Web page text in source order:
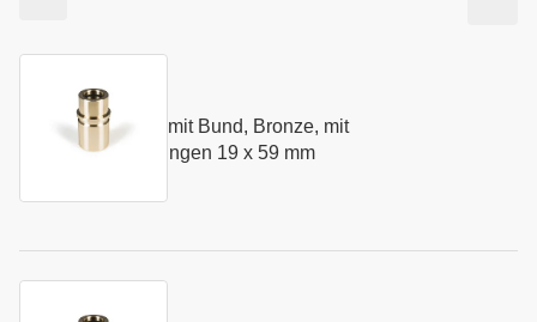
Führungsbuchse mit Bund, Bronze, mit
Festschmierstoffringen 19 x 59 mm
Kurzname:
N281.19
155412